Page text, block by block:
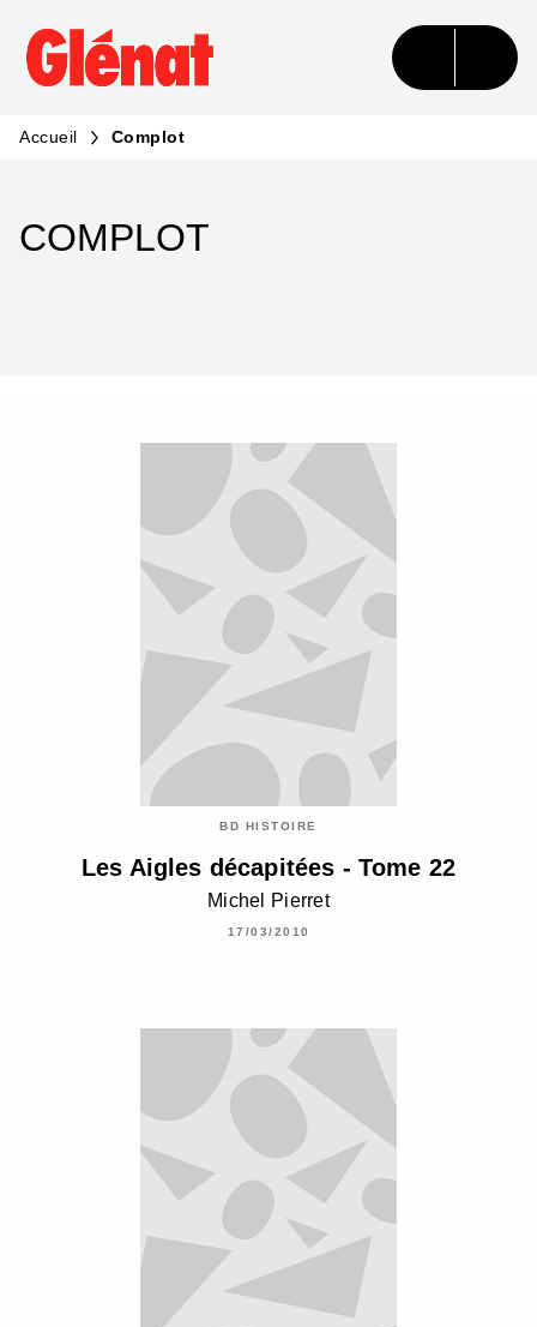
MENU RECHERCHE CONTENU
PIED DE PAGE
Accueil Complot
COMPLOT
BD HISTOIRE
Les Aigles décapitées - Tome 22
Michel Pierret
17/03/2010